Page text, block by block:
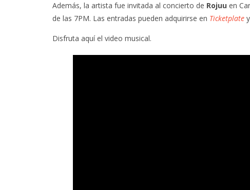
Además, la artista fue invitada al concierto de Rojuu en
de las 7PM. Las entradas pueden adquirirse en Ticketplate
Disfruta aquí el video musical.